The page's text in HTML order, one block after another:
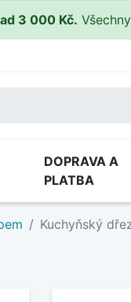
3 000 Kč.
DOPRAVA A
PLATBA
Kuchyňský